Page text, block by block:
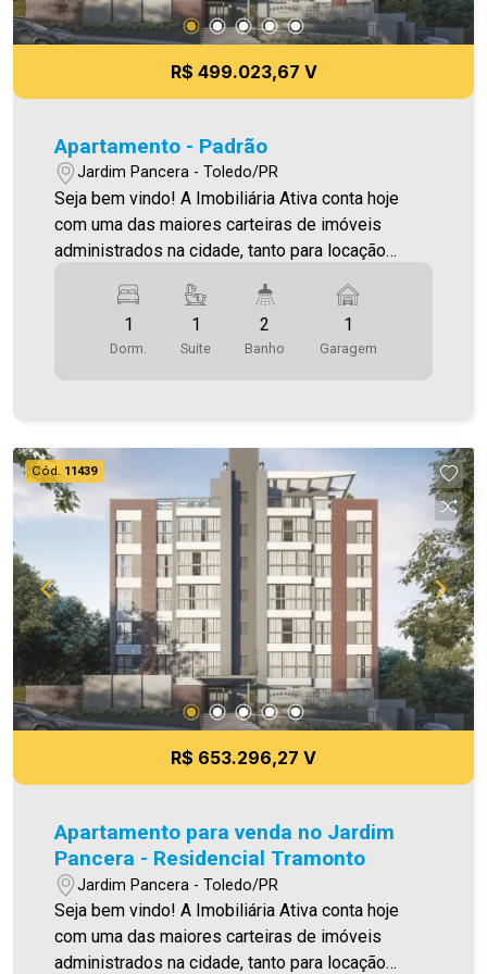
R$ 499.023,67 V
Apartamento - Padrão
Jardim Pancera - Toledo/PR
Seja bem vindo! A Imobiliária Ativa conta hoje
com uma das maiores carteiras de imóveis
administrados na cidade, tanto para locação
opções! Apartamento Localizado no Jardim
Sala De Jantar - Cozinha - 01 Quarto - 01 Suíte -
essa oportunidade! A hora de encontrar o seu
novo lar É AGORA! Imobiliária Ativa, sinta-se em
casa!
1
Dorm.
1
Suite
2
Banho
1
Garagem
Cód. 11439
R$ 653.296,27 V
Apartamento para venda no Jardim
Pancera - Residencial Tramonto
Jardim Pancera - Toledo/PR
Seja bem vindo! A Imobiliária Ativa conta hoje
com uma das maiores carteiras de imóveis
administrados na cidade, tanto para locação